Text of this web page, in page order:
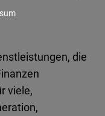
die
viele,